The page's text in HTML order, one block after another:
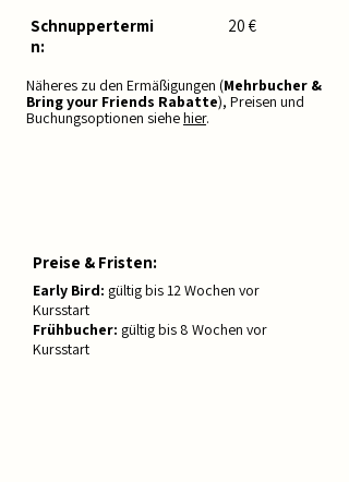
Schnuppertermi
n:
20 €
Näheres zu den Ermäßigungen (Mehrbucher &
Bring your Friends Rabatte), Preisen und
Buchungsoptionen siehehier.
Preise & Fristen:
Early Bird: gültig bis 12 Wochen vor
Kursstart
Frühbucher: gültig bis 8 Wochen vor
Kursstart